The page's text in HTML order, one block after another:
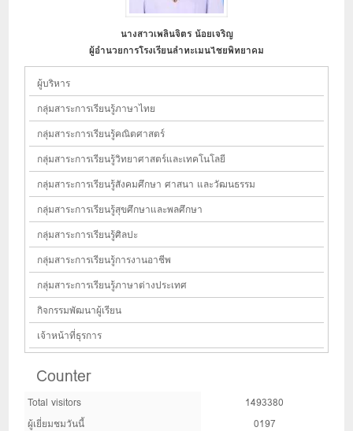
นางสาวเพลินจิตร น้อยเจริญ
ผู้อำนวยการโรงเรียนลำทะเมนไชยพิทยาคม
นายปวริศร์ บุบผามาลา
รองผู้อำนวยการโรงเรียน
ผู้บริหาร
กลุ่มสาระการเรียนรู้ภาษาไทย
กลุ่มสาระการเรียนรู้คณิตศาสตร์
กลุ่มสาระการเรียนรู้วิทยาศาสตร์และเทคโนโลยี
กลุ่มสาระการเรียนรู้สังคมศึกษา ศาสนา และวัฒนธรรม
กลุ่มสาระการเรียนรู้สุขศึกษาและพลศึกษา
กลุ่มสาระการเรียนรู้ศิลปะ
กลุ่มสาระการเรียนรู้การงานอาชีพ
กลุ่มสาระการเรียนรู้ภาษาต่างประเทศ
กิจกรรมพัฒนาผู้เรียน
เจ้าหน้าที่ธุรการ
Counter
Total visitors
1493380
ผู้เยี่ยมชมวันนี้
0197